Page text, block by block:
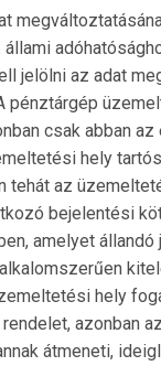
jelölni az adat
pénztárgép
csak abban
hely
tehát az
bejelentési
amelyet
hely
azonban
át­meneti,